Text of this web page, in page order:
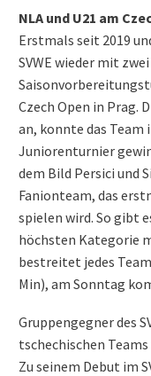
NLA und U21 am
Erstmals seit 2019
SVWE wieder mit
Czech Open in Prag.
an, konnte das Team
Juniorenturnier
dem Bild Persici und
Fanionteam, das
spielen wird. So gibt
höchsten Kategorie
bestreitet jedes
Min), am Sonntag
Gruppengegner des
tschechischen
Zu seinem Debut im